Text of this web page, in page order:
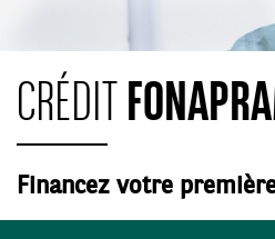
CRÉDIT
Financez votre